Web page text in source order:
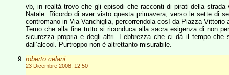
vb, in realtà trovo che gli episodi che racconti di pirati della
Natale. Ricordo di aver visto questa primavera, verso le sette di
contromano in Via Vanchiglia, percorrendola così da Piazza
Temo che alla fine tutto si riconduca alla sacra esigenza di non
sicurezza propria e degli altri. L’ebbrezza che ci dà il tempo
dall’alcool. Purtroppo non è altrettanto misurabile.
roberto celani:
23 Dicembre 2008, 12:50